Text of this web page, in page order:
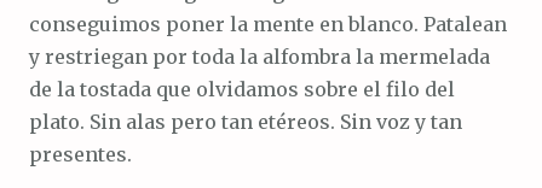
conseguimos poner la mente en blanco. Patalean
y restriegan por toda la alfombra la mermelada
de la tostada que olvidamos sobre el filo del
plato. Sin alas pero tan etéreos. Sin voz y tan
presentes.